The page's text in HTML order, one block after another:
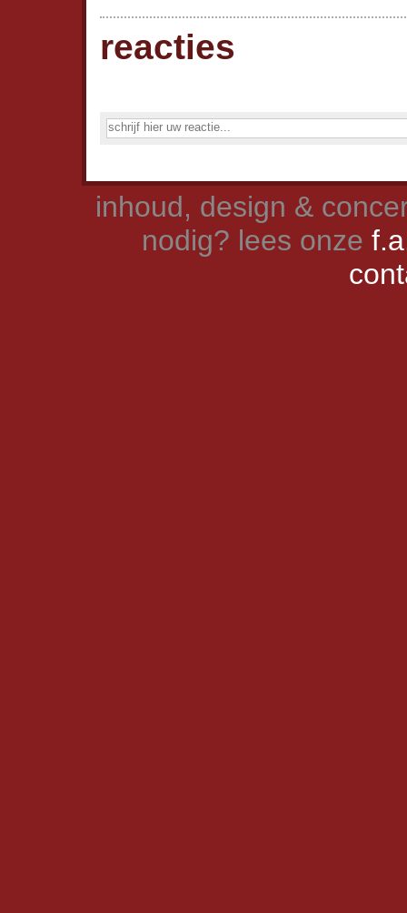
reacties
inhoud, design &
nodig? lees onze